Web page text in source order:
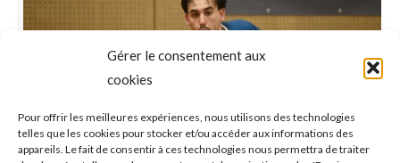
Gérer le consentement aux
cookies
Pour offrir les meilleures expériences, nous utilisons des technologies
telles que les cookies pour stocker et/ou accéder aux informations des
appareils. Le fait de consentir à ces technologies nous permettra de traiter